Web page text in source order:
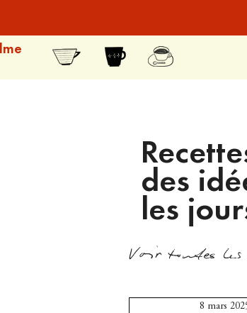
des
les
Voir toutes les
8 mars